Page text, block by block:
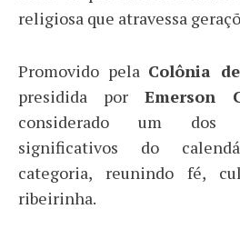
religiosa que atravessa
Promovido pela Colônia
presidida por Emerson
considerado um dos
significativos do
categoria, reunindo fé,
ribeirinha.